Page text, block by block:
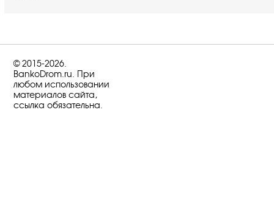
© 2015-2026.
BankoDrom.ru. При
любом использовании
материалов сайта,
ссылка обязательна.